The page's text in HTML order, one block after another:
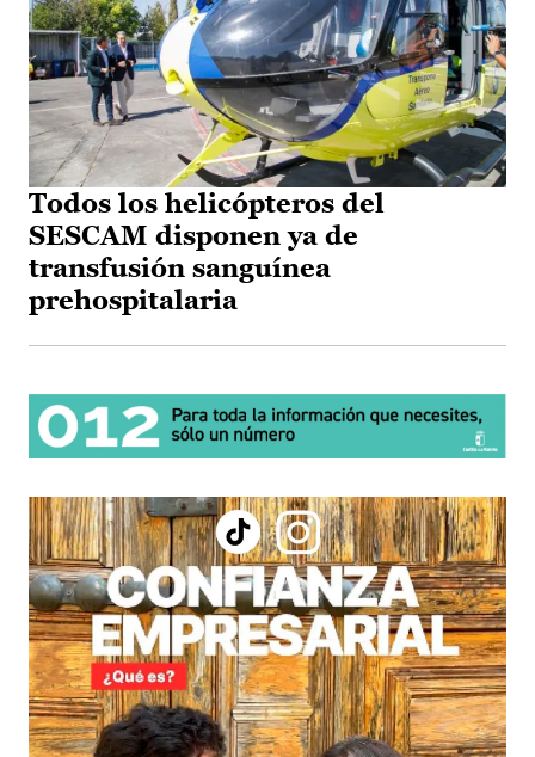
Todos los helicópteros del
SESCAM disponen ya de
transfusión sanguínea
prehospitalaria